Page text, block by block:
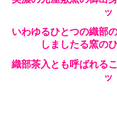
ッ
いわゆるひとつの織部
しましたる窯の
織部茶入とも呼ばれる
ッ